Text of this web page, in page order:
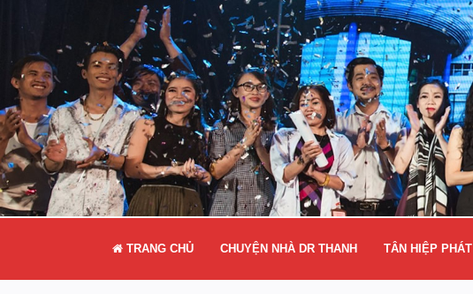
TRANG CHỦ CHUYỆN NHÀ DR THANH TÂN HIỆP PHÁT